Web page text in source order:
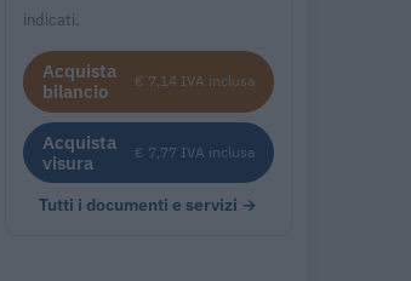
indicati.
Acquista
bilancio
€ 7,14 IVA inclusa
Acquista
visura
€ 7,77 IVA inclusa
Tutti i documenti e servizi →